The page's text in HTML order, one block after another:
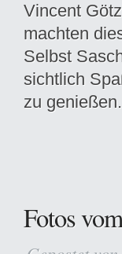
Vincent
machten
Selbst
sichtlich
zu genießen.
Fotos